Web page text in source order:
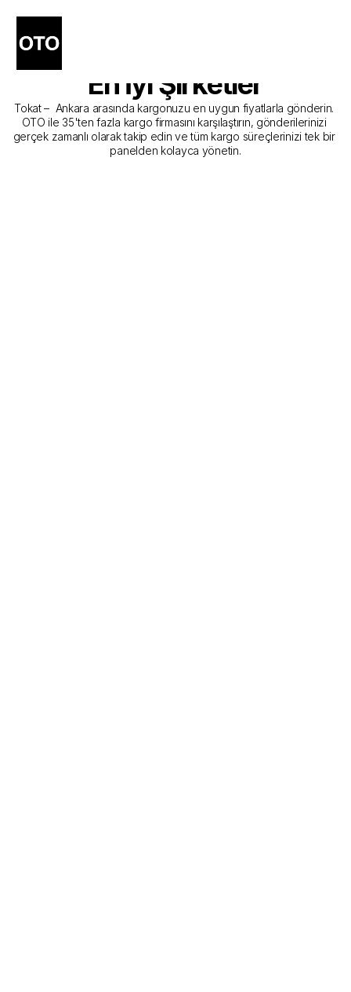
Tokat - Ankara Kargo
Gönderim Hizmeti Sunan
En İyi Şirketler
Tokat –  Ankara arasında kargonuzu en uygun fiyatlarla gönderin.
OTO ile 35'ten fazla kargo firmasını karşılaştırın, gönderilerinizi
gerçek zamanlı olarak takip edin ve tüm kargo süreçlerinizi tek bir
panelden kolayca yönetin.